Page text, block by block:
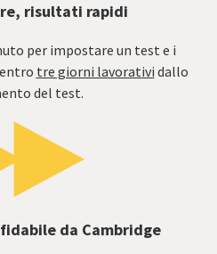
risultati rapidi
per impostare un test e i
tre giorni lavorativi dallo
del test.
da Cambridge